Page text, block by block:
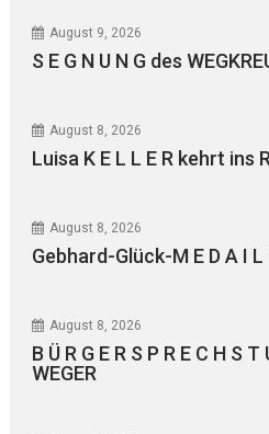
August 9, 2026
S E G N U N G des
August 8, 2026
Luisa K E L L E R kehrt ins
August 8, 2026
Gebhard-Glück-M E D A I
August 8, 2026
B Ü R G E R S P R E C H S
WEGER